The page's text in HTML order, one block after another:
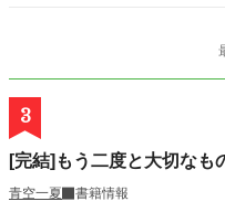
3
[完結]もう二度と大切なも
青空一夏
書籍情報